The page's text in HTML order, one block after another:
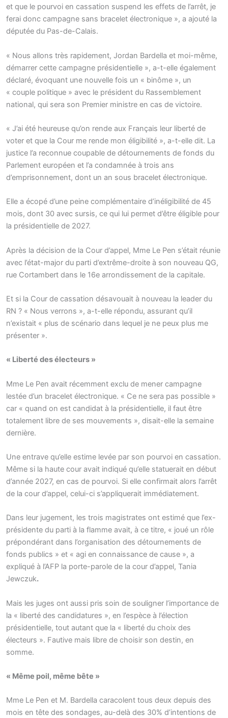
et que le pourvoi en cassation suspend les effets de l’arrêt, je
ferai donc campagne sans bracelet électronique », a ajouté la
députée du Pas-de-Calais.
« Nous allons très rapidement, Jordan Bardella et moi-même,
démarrer cette campagne présidentielle », a-t-elle également
déclaré, évoquant une nouvelle fois un « binôme », un
« couple politique » avec le président du Rassemblement
national, qui sera son Premier ministre en cas de victoire.
« J’ai été heureuse qu’on rende aux Français leur liberté de
voter et que la Cour me rende mon éligibilité », a-t-elle dit. La
justice l’a reconnue coupable de détournements de fonds du
Parlement européen et l’a condamnée à trois ans
d’emprisonnement, dont un an sous bracelet électronique.
Elle a écopé d’une peine complémentaire d’inéligibilité de 45
mois, dont 30 avec sursis, ce qui lui permet d’être éligible pour
la présidentielle de 2027.
Après la décision de la Cour d’appel, Mme Le Pen s’était réunie
avec l’état-major du parti d’extrême-droite à son nouveau QG,
rue Cortambert dans le 16e arrondissement de la capitale.
Et si la Cour de cassation désavouait à nouveau la leader du
RN ? « Nous verrons », a-t-elle répondu, assurant qu’il
n’existait « plus de scénario dans lequel je ne peux plus me
présenter ».
« Liberté des électeurs »
Mme Le Pen avait récemment exclu de mener campagne
lestée d’un bracelet électronique. « Ce ne sera pas possible »
car « quand on est candidat à la présidentielle, il faut être
totalement libre de ses mouvements », disait-elle la semaine
dernière.
Une entrave qu’elle estime levée par son pourvoi en cassation.
Même si la haute cour avait indiqué qu’elle statuerait en début
d’année 2027, en cas de pourvoi. Si elle confirmait alors l’arrêt
de la cour d’appel, celui-ci s’appliquerait immédiatement.
Dans leur jugement, les trois magistrates ont estimé que l’ex-
présidente du parti à la flamme avait, à ce titre, « joué un rôle
prépondérant dans l’organisation des détournements de
fonds publics » et « agi en connaissance de cause », a
expliqué à l’AFP la porte-parole de la cour d’appel, Tania
Jewczuk.
Mais les juges ont aussi pris soin de souligner l’importance de
la « liberté des candidatures », en l’espèce à l’élection
présidentielle, tout autant que la « liberté du choix des
électeurs ». Fautive mais libre de choisir son destin, en
somme.
« Même poil, même bête »
Mme Le Pen et M. Bardella caracolent tous deux depuis des
mois en tête des sondages, au-delà des 30% d’intentions de